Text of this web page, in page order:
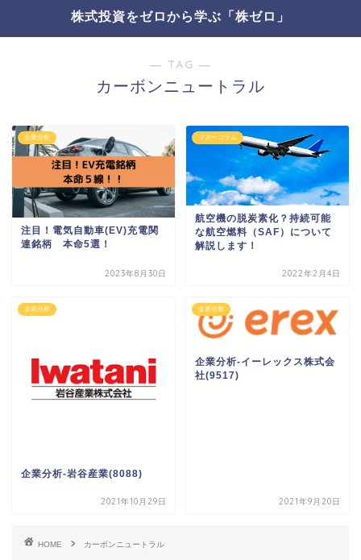
株式投資をゼロから学ぶ「株ゼロ」
― TAG ―
カーボンニュートラル
企業分析
注目！電気自動車(EV)充電関
連銘柄 本命5選！
2023年8月30日
マネーコラム
航空機の脱炭素化？持続可能
な航空燃料（SAF）について
解説します！
2022年2月4日
企業分析
企業分析-岩谷産業(8088)
2021年10月29日
企業分析
企業分析-イーレックス株式会
社(9517)
2021年9月20日
HOME カーボンニュートラル